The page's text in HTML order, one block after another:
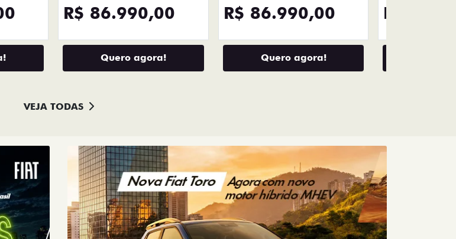
R$ 86.990,00
Quero agora!
R$ 86.990,00
Quero agora!
R$
VEJA TODAS